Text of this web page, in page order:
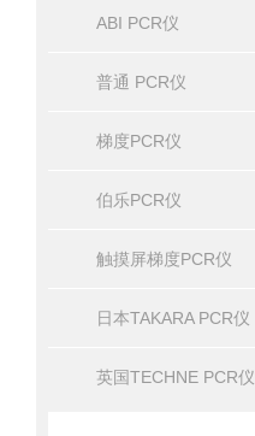
ABI PCR仪
普通 PCR仪
梯度PCR仪
伯乐PCR仪
触摸屏梯度PCR仪
日本TAKARA PCR仪
英国TECHNE PCR仪